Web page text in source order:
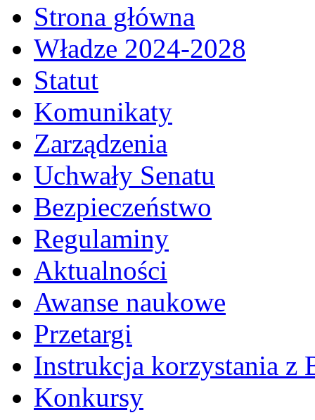
Strona główna
Władze 2024-2028
Statut
Komunikaty
Zarządzenia
Uchwały Senatu
Bezpieczeństwo
Regulaminy
Aktualności
Awanse naukowe
Przetargi
Instrukcja korzystania z
Konkursy